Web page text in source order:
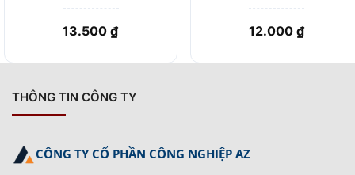
13.500₫ 12.000₫
THÔNG TIN CÔNG TY
CÔNG TY CỔ PHẦN CÔNG NGHIỆP AZ